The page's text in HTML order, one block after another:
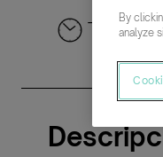
Tiempo
By
analyze